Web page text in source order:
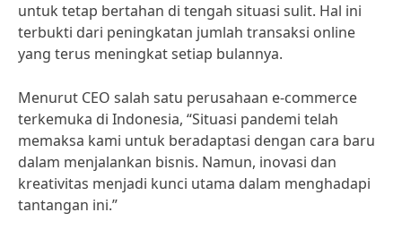
untuk tetap bertahan di tengah situasi sulit. Hal ini
terbukti dari peningkatan jumlah transaksi online
yang terus meningkat setiap bulannya.
Menurut CEO salah satu perusahaan e-commerce
terkemuka di Indonesia, “Situasi pandemi telah
memaksa kami untuk beradaptasi dengan cara baru
dalam menjalankan bisnis. Namun, inovasi dan
kreativitas menjadi kunci utama dalam menghadapi
tantangan ini.”